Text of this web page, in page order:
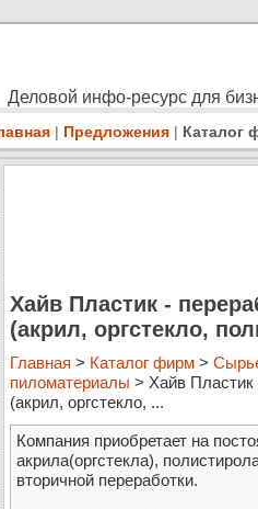
Деловой инфо-ресурс для
| Предложения | Каталог
Хайв Пластик -
(акрил, оргстекло,
Главная > Каталог фирм >
пиломатериалы > Хайв Пластик
(акрил, оргстекло, ...
Компания приобретает на
акрила(оргстекла),
вторичной переработки.